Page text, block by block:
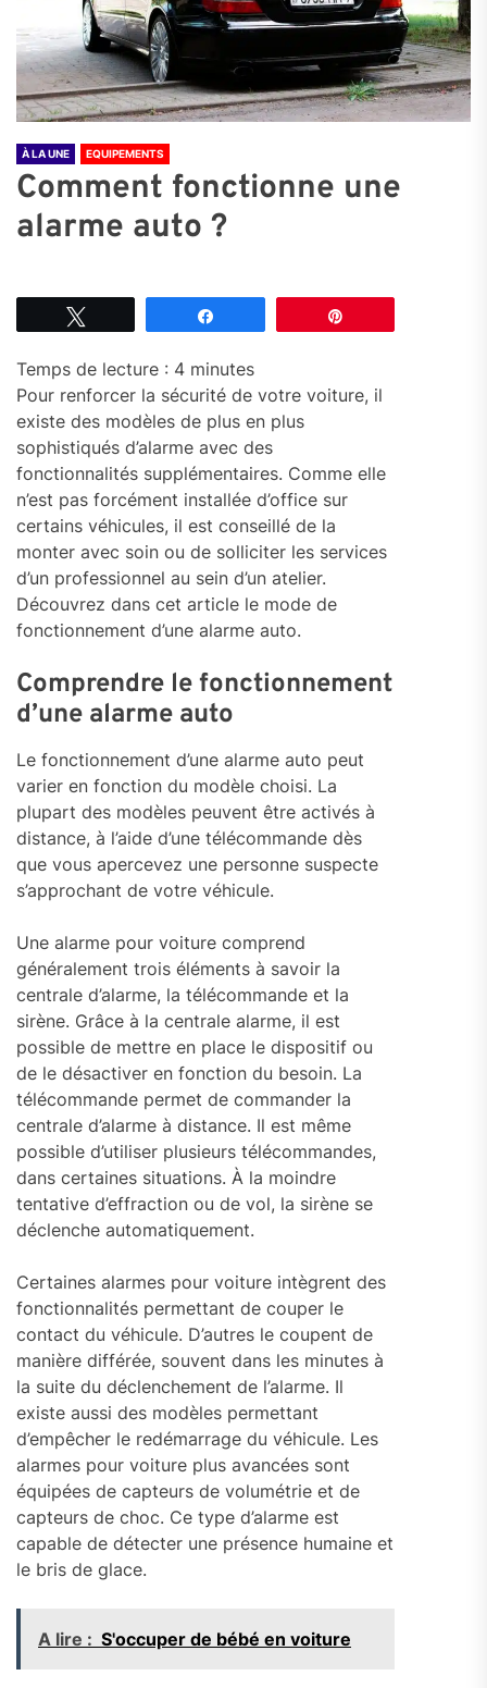
À LA UNE EQUIPEMENTS
Comment fonctionne une
alarme auto ?
Temps de lecture : 4 minutes
Pour renforcer la sécurité de votre voiture, il
existe des modèles de plus en plus
sophistiqués d’alarme avec des
fonctionnalités supplémentaires. Comme elle
n’est pas forcément installée d’office sur
certains véhicules, il est conseillé de la
monter avec soin ou de solliciter les services
d’un professionnel au sein d’un atelier.
Découvrez dans cet article le mode de
fonctionnement d’une alarme auto.
Comprendre le fonctionnement
d’une alarme auto
Le fonctionnement d’une alarme auto peut
varier en fonction du modèle choisi. La
plupart des modèles peuvent être activés à
distance, à l’aide d’une télécommande dès
que vous apercevez une personne suspecte
s’approchant de votre véhicule.
Une alarme pour voiture comprend
généralement trois éléments à savoir la
centrale d’alarme, la télécommande et la
sirène. Grâce à la centrale alarme, il est
possible de mettre en place le dispositif ou
de le désactiver en fonction du besoin. La
télécommande permet de commander la
centrale d’alarme à distance. Il est même
possible d’utiliser plusieurs télécommandes,
dans certaines situations. À la moindre
tentative d’effraction ou de vol, la sirène se
déclenche automatiquement.
Certaines alarmes pour voiture intègrent des
fonctionnalités permettant de couper le
contact du véhicule. D’autres le coupent de
manière différée, souvent dans les minutes à
la suite du déclenchement de l’alarme. Il
existe aussi des modèles permettant
d’empêcher le redémarrage du véhicule. Les
alarmes pour voiture plus avancées sont
équipées de capteurs de volumétrie et de
capteurs de choc. Ce type d’alarme est
capable de détecter une présence humaine et
le bris de glace.
A lire : S'occuper de bébé en voiture